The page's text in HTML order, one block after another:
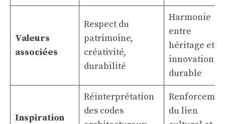
Valeurs
associées
Respect du
patrimoine,
créativité,
durabilité
Harmonie
entre
héritage et
innovation
durable
Inspiration
Réinterprétation
des codes
du lien